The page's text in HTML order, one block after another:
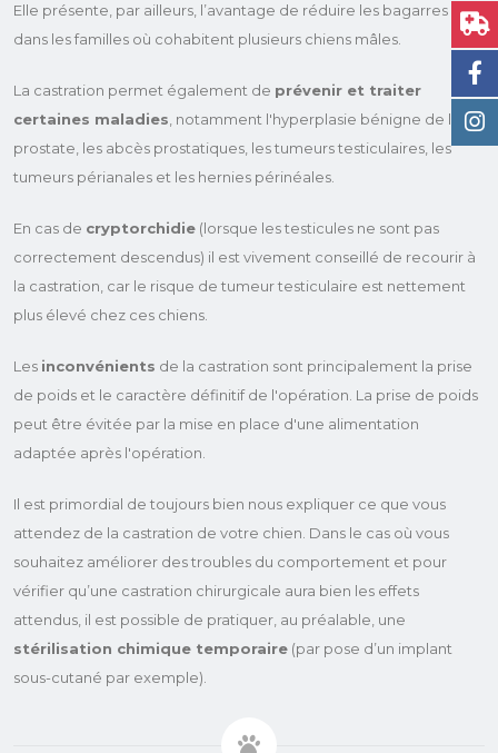
Elle présente, par ailleurs, l’avantage de réduire les bagarres
dans les familles où cohabitent plusieurs chiens mâles.
La castration permet également de prévenir et traiter
certaines maladies , notamment l'hyperplasie bénigne de la
prostate, les abcès prostatiques, les tumeurs testiculaires, les
tumeurs périanales et les hernies périnéales.
En cas de cryptorchidie (lorsque les testicules ne sont pas
correctement descendus) il est vivement conseillé de recourir à
la castration, car le risque de tumeur testiculaire est nettement
plus élevé chez ces chiens.
Les inconvénients de la castration sont principalement la prise
de poids et le caractère définitif de l'opération. La prise de poids
peut être évitée par la mise en place d'une alimentation
adaptée après l'opération.
Il est primordial de toujours bien nous expliquer ce que vous
attendez de la castration de votre chien. Dans le cas où vous
souhaitez améliorer des troubles du comportement et pour
vérifier qu’une castration chirurgicale aura bien les effets
attendus, il est possible de pratiquer, au préalable, une
stérilisation chimique temporaire (par pose d’un implant
sous-cutané par exemple).